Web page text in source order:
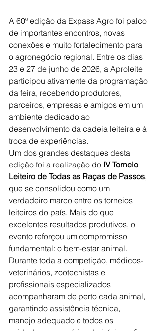
A 60ª edição da Expass Agro foi palco
de importantes encontros, novas
conexões e muito fortalecimento para
o agronegócio regional. Entre os dias
23 e 27 de junho de 2026, a Aproleite
participou ativamente da programação
da feira, recebendo produtores,
parceiros, empresas e amigos em um
ambiente dedicado ao
desenvolvimento da cadeia leiteira e à
troca de experiências.
Um dos grandes destaques desta
edição foi a realização do IV Torneio
Leiteiro de Todas as Raças de Passos,
que se consolidou como um
verdadeiro marco entre os torneios
leiteiros do país. Mais do que
excelentes resultados produtivos, o
evento reforçou um compromisso
fundamental: o bem-estar animal.
Durante toda a competição, médicos-
veterinários, zootecnistas e
profissionais especializados
acompanharam de perto cada animal,
garantindo assistência técnica,
manejo adequado e todos os